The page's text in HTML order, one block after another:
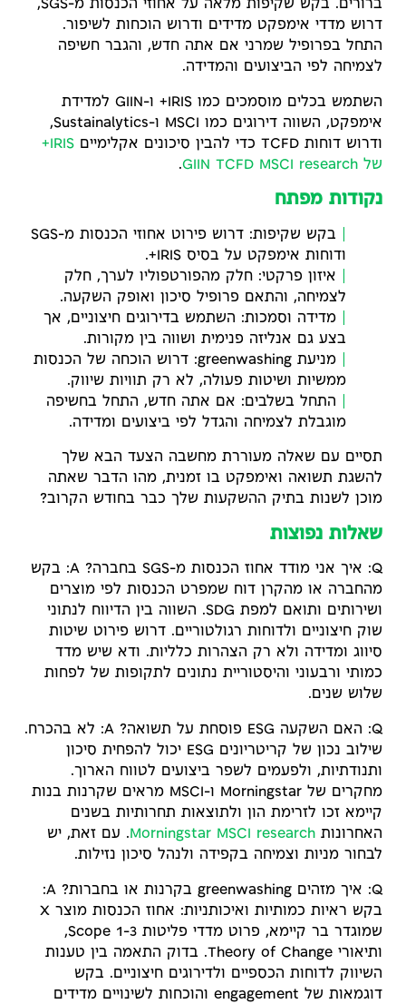
ברורים. בקש שקיפות מלאה על אחוזי הכנסות מ-SGS,
דרוש מדדי אימפקט מדידים ודרוש הוכחות לשיפור.
התחל בפרופיל שמרני אם אתה חדש, והגבר חשיפה
לצמיחה לפי הביצועים והמדידה.
השתמש בכלים מוסמכים כמו IRIS+ ו-GIIN למדידת
אימפקט, השווה דירוגים כמו MSCI ו-Sustainalytics,
ודרוש דוחות TCFD כדי להבין סיכונים אקלימיים
IRIS+
של GIIN
TCFD MSCI research
.
נקודות מפתח
בקש שקיפות: דרוש פירוט אחוזי הכנסות מ-SGS
ודוחות אימפקט על בסיס IRIS+.
איזון פרקטי: חלק מהפורטפוליו לערך, חלק
לצמיחה, והתאם פרופיל סיכון ואופק השקעה.
מדידה וסמכות: השתמש בדירוגים חיצוניים, אך
בצע גם אנליזה פנימית ושווה בין מקורות.
מניעת greenwashing: דרוש הוכחה של הכנסות
ממשיות ושיטות פעולה, לא רק תוויות שיווק.
התחל בשלבים: אם אתה חדש, התחל בחשיפה
מוגבלת לצמיחה והגדל לפי ביצועים ומדידה.
תסיים עם שאלה מעוררת מחשבה הצעד הבא שלך
להשגת תשואה ואימפקט בו זמנית, מהו הדבר שאתה
מוכן לשנות בתיק ההשקעות שלך כבר בחודש הקרוב?
שאלות נפוצות
Q: איך אני מודד אחוז הכנסות מ-SGS בחברה? A: בקש
מהחברה או מהקרן דוח שמפרט הכנסות לפי מוצרים
ושירותים ותואם למפת SDG. השווה בין הדיווח לנתוני
שוק חיצוניים ולדוחות רגולטוריים. דרוש פירוט שיטות
סיווג ומדידה ולא רק הצהרות כלליות. ודא שיש מדד
כמותי ורבעוני והיסטוריית נתונים לתקופות של לפחות
שלוש שנים.
Q: האם השקעה ESG פוסחת על תשואה? A: לא בהכרח.
שילוב נכון של קריטריונים ESG יכול להפחית סיכון
ותנודתיות, ולפעמים לשפר ביצועים לטווח הארוך.
מחקרים של Morningstar ו-MSCI מראים שקרנות בנות
קיימא זכו לזרימת הון ולתוצאות תחרותיות בשנים
האחרונות
Morningstar MSCI research
. עם זאת, יש
לבחור מניות וצמיחה בקפידה ולנהל סיכון נזילות.
Q: איך מזהים greenwashing בקרנות או בחברות? A:
בקש ראיות כמותיות ואיכותניות: אחוז הכנסות מוצר X
שמוגדר בר קיימא, פרוט מדדי פליטות Scope 1-3,
ותיאורי Theory of Change. בדוק התאמה בין טענות
השיווק לדוחות הכספיים ולדירוגים חיצוניים. בקש
דוגמאות של engagement והוכחות לשינויים מדידים